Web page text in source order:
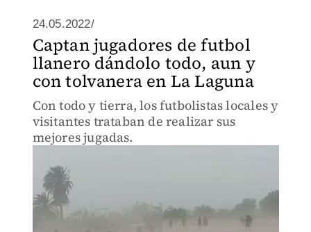
24.05.2022/
Captan jugadores de futbol
llanero dándolo todo, aun y
con tolvanera en La Laguna
Con todo y tierra, los futbolistas locales y
visitantes trataban de realizar sus
mejores jugadas.